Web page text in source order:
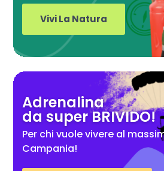
Vivi La Natura
Adrenalina
da super BRIVIDO!
Per chi vuole vivere al
Campania!